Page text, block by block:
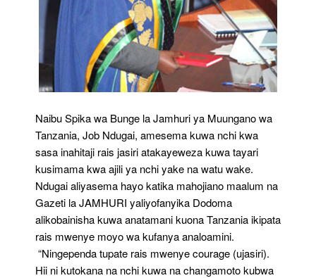
Naibu Spika wa Bunge la Jamhuri ya Muungano wa
Tanzania, Job Ndugai, amesema kuwa nchi kwa
sasa inahitaji rais jasiri atakayeweza kuwa tayari
kusimama kwa ajili ya nchi yake na watu wake.
Ndugai aliyasema hayo katika mahojiano maalum na
Gazeti la JAMHURI yaliyofanyika Dodoma
alikobainisha kuwa anatamani kuona Tanzania ikipata
rais mwenye moyo wa kufanya analoamini.
“Ningependa tupate rais mwenye courage (ujasiri).
Hii ni kutokana na nchi kuwa na changamoto kubwa